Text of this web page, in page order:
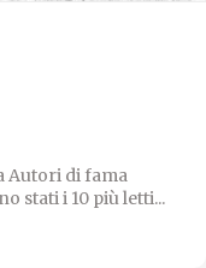
Autori di fama
stati i 10 più letti...